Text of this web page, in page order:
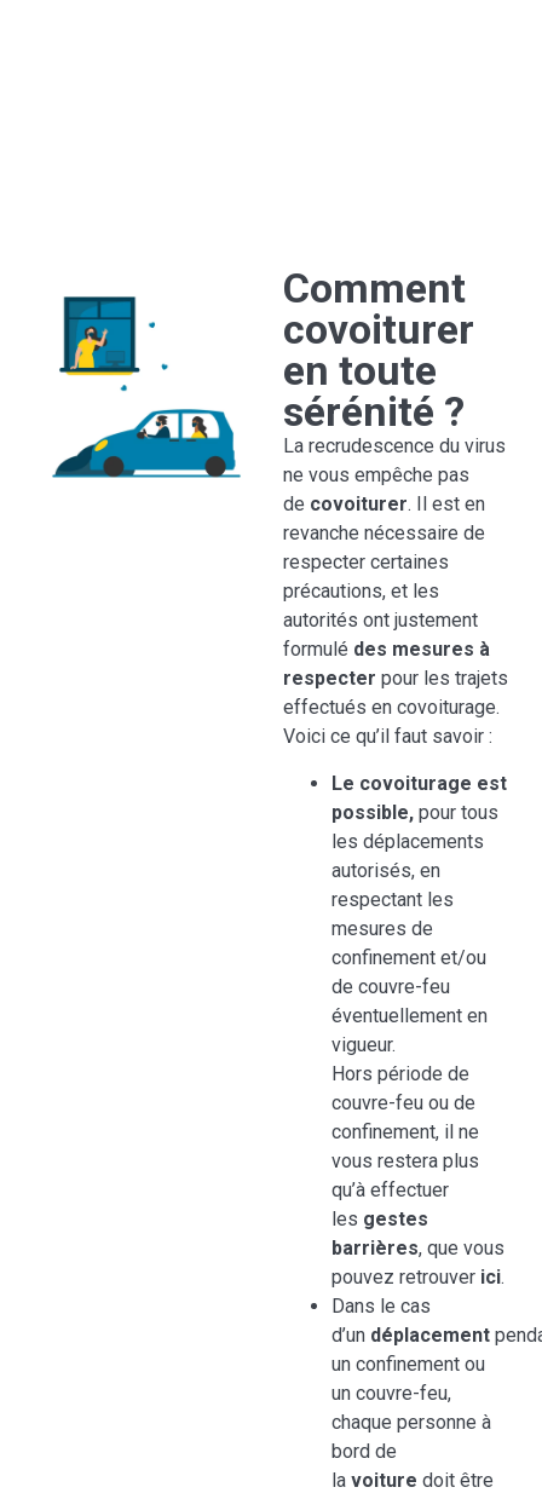
Comment
covoiturer
en toute
sérénité ?
La recrudescence du virus
ne vous empêche pas
de covoiturer. Il est en
revanche nécessaire de
respecter certaines
précautions, et les
autorités ont justement
formulé des mesures à
respecter pour les trajets
effectués en covoiturage.
Voici ce qu’il faut savoir :
Le covoiturage est
possible, pour tous
les déplacements
autorisés, en
respectant les
mesures de
confinement et/ou
de couvre-feu
éventuellement en
vigueur.
Hors période de
couvre-feu ou de
confinement, il ne
vous restera plus
qu’à effectuer
les gestes
barrières, que vous
pouvez retrouver ici.
Dans le cas
d’un déplacement
un confinement ou
un couvre-feu,
chaque personne à
bord de
la voiture doit être